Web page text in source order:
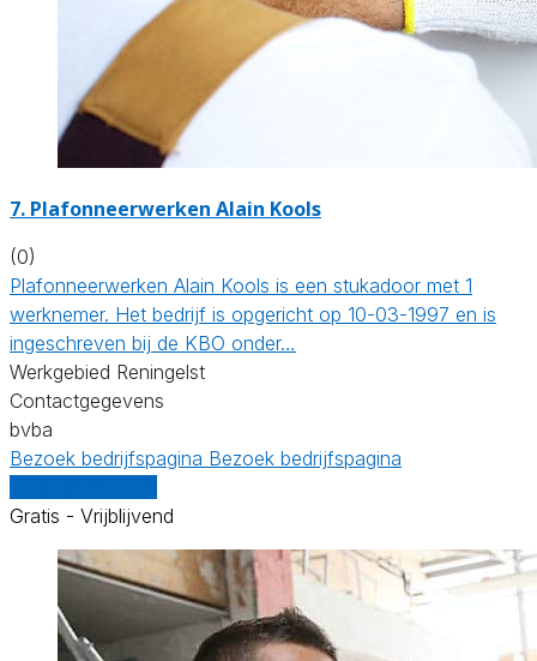
7. Plafonneerwerken Alain Kools
(0)
Plafonneerwerken Alain Kools is een stukadoor met 1
werknemer. Het bedrijf is opgericht op 10-03-1997 en is
ingeschreven bij de KBO onder…
Werkgebied Reningelst
Contactgegevens
bvba
Bezoek bedrijfspagina Bezoek bedrijfspagina
Gratis - Vrijblijvend